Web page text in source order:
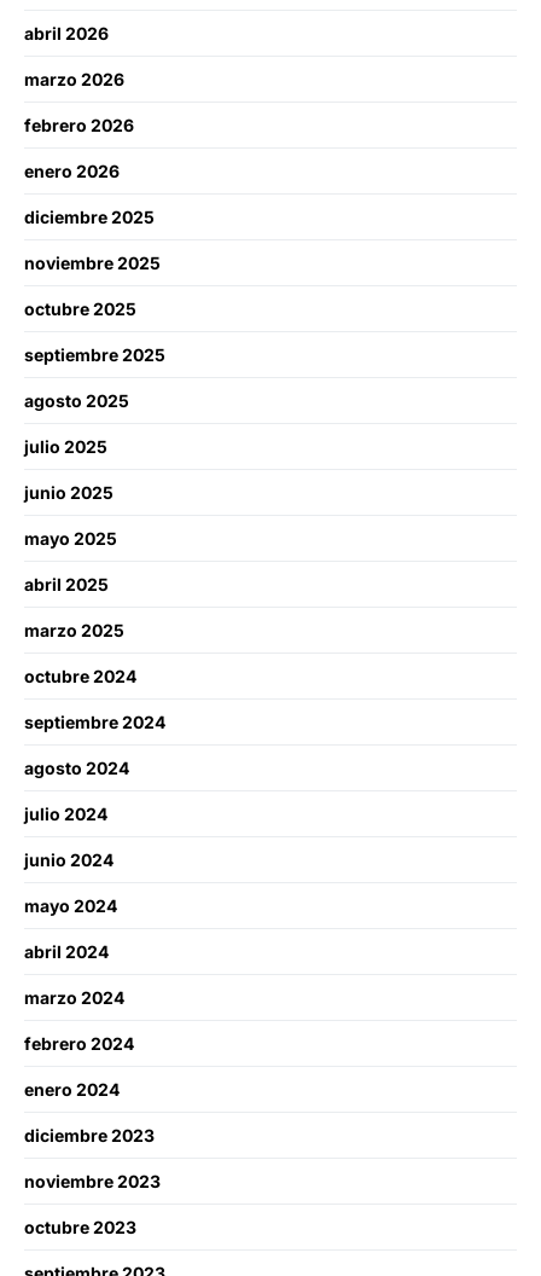
abril 2026
marzo 2026
febrero 2026
enero 2026
diciembre 2025
noviembre 2025
octubre 2025
septiembre 2025
agosto 2025
julio 2025
junio 2025
mayo 2025
abril 2025
marzo 2025
octubre 2024
septiembre 2024
agosto 2024
julio 2024
junio 2024
mayo 2024
abril 2024
marzo 2024
febrero 2024
enero 2024
diciembre 2023
noviembre 2023
octubre 2023